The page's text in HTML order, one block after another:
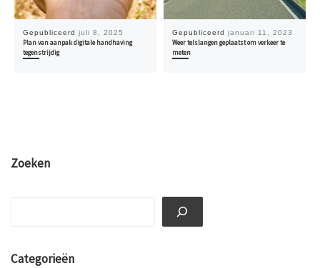
Gepubliceerd juli 8, 2025
Plan van aanpak digitale handhaving
tegenstrijdig
Gepubliceerd januari 11, 2023
Weer telslangen geplaatst om verkeer te
meten
Zoeken
Categorieën